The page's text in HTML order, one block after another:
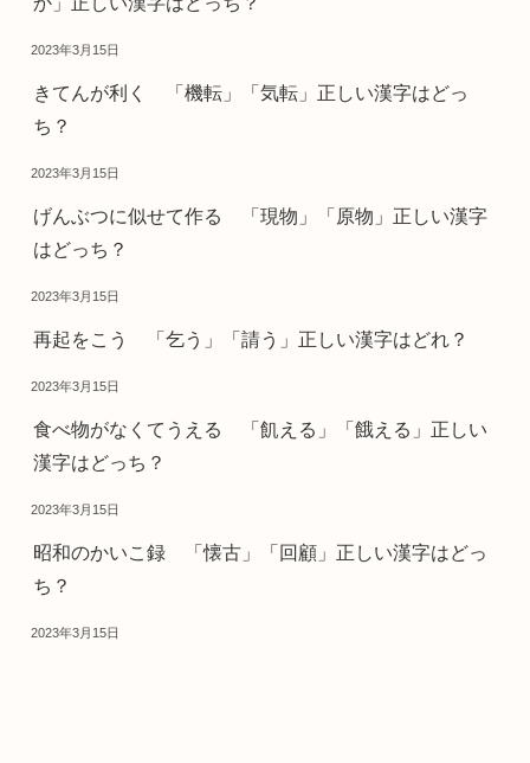
2023年3月15日
きてんが利く 「機転」「気転」正しい漢字はどっ
ち？
2023年3月15日
げんぶつに似せて作る 「現物」「原物」正しい漢字
はどっち？
2023年3月15日
再起をこう 「乞う」「請う」正しい漢字はどれ？
2023年3月15日
食べ物がなくてうえる 「飢える」「餓える」正しい
漢字はどっち？
2023年3月15日
昭和のかいこ録 「懐古」「回顧」正しい漢字はどっ
ち？
2023年3月15日